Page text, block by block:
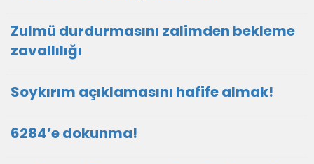
Zulmü durdurmasını zalimden bekleme
zavallılığı
Soykırım açıklamasını hafife almak!
6284’e dokunma!